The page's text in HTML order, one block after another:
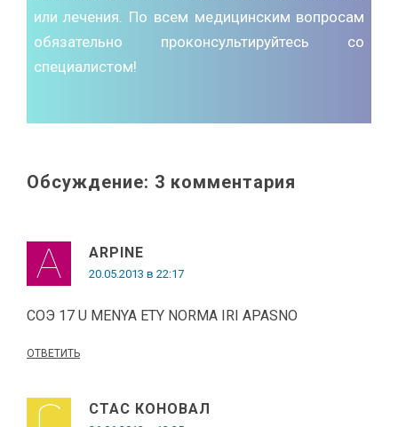
или лечения. По всем медицинским вопросам
обязательно проконсультируйтесь со
специалистом!
Обсуждение: 3 комментария
ARPINE
20.05.2013 в 22:17
СОЭ 17 U MENYA ETY NORMA IRI APASNO
ОТВЕТИТЬ
СТАС КОНОВАЛ